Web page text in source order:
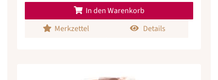
In den Warenkorb
Merkzettel
Details